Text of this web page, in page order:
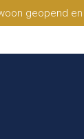
geopend